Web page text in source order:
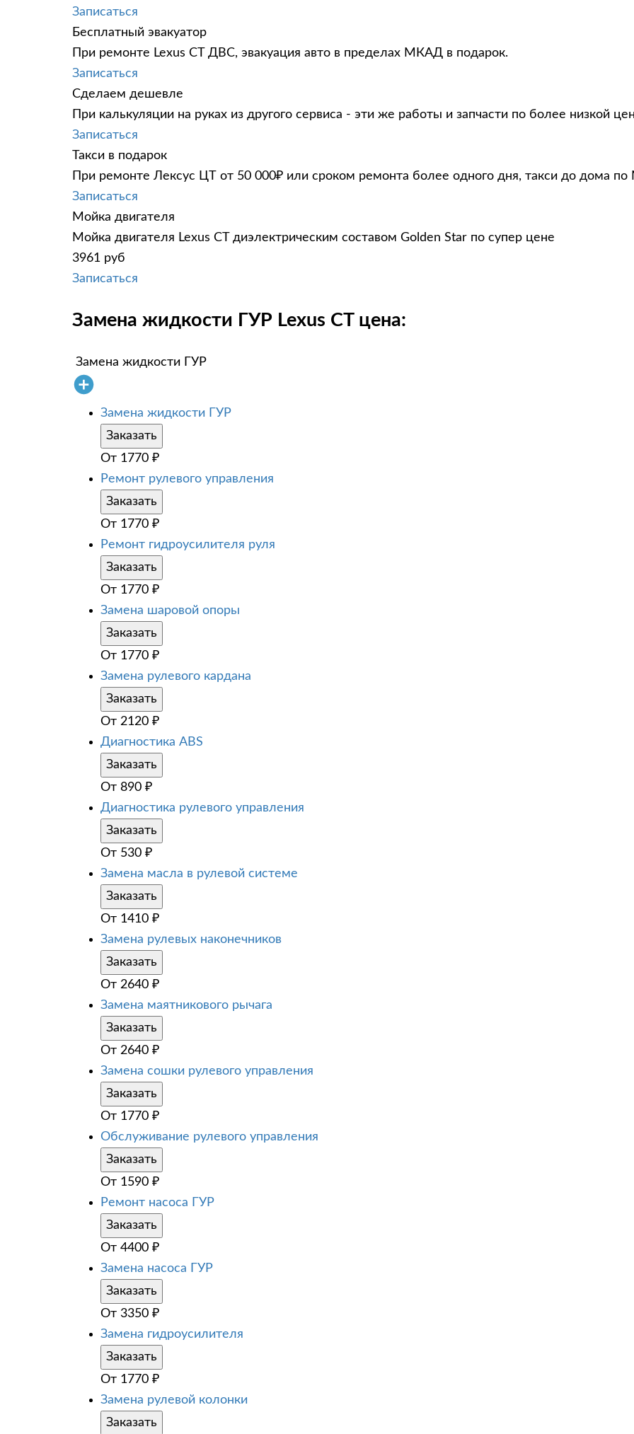
Записаться
Бесплатный эвакуатор
При ремонте Lexus CT ДВС, эвакуация авто в пределах МКАД в подарок.
Записаться
Сделаем дешевле
При калькуляции на руках из другого сервиса - эти же работы и запчасти по более низкой
Записаться
Такси в подарок
При ремонте Лексус ЦТ от 50 000₽ или сроком ремонта более одного дня, такси до дома по
Записаться
Мойка двигателя
Мойка двигателя Lexus CT диэлектрическим составом Golden Star по супер цене
3961 руб
Записаться
Замена жидкости ГУР Lexus CT цена:
Замена жидкости ГУР
Замена жидкости ГУР
Заказать
От 1770 ₽
Ремонт рулевого управления
Заказать
От 1770 ₽
Ремонт гидроусилителя руля
Заказать
От 1770 ₽
Замена шаровой опоры
Заказать
От 1770 ₽
Замена рулевого кардана
Заказать
От 2120 ₽
Диагностика ABS
Заказать
От 890 ₽
Диагностика рулевого управления
Заказать
От 530 ₽
Замена масла в рулевой системе
Заказать
От 1410 ₽
Замена рулевых наконечников
Заказать
От 2640 ₽
Замена маятникового рычага
Заказать
От 2640 ₽
Замена сошки рулевого управления
Заказать
От 1770 ₽
Обслуживание рулевого управления
Заказать
От 1590 ₽
Ремонт насоса ГУР
Заказать
От 4400 ₽
Замена насоса ГУР
Заказать
От 3350 ₽
Замена гидроусилителя
Заказать
От 1770 ₽
Замена рулевой колонки
Заказать